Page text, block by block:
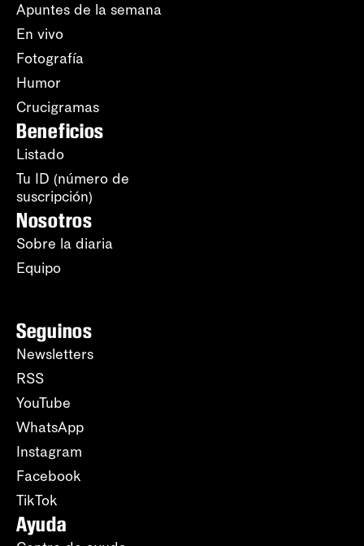
Apuntes de la semana
En vivo
Fotografía
Humor
Crucigramas
Beneficios
Listado
Tu ID (número de
suscripción)
Nosotros
Sobre la diaria
Equipo
Seguinos
Newsletters
RSS
YouTube
WhatsApp
Instagram
Facebook
TikTok
Ayuda